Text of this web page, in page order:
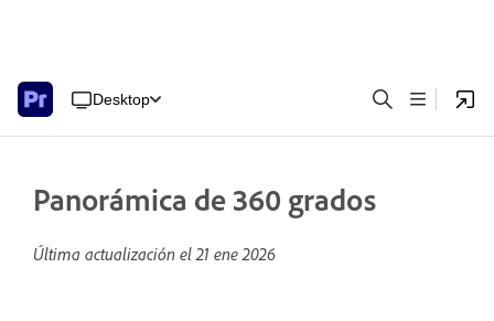
Desktop
Panorámica de 360 grados
Última actualización el21 ene 2026